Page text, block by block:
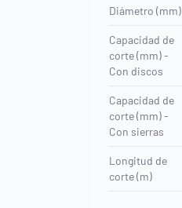
Diámetro (mm)
Capacidad de
corte (mm) -
Con discos
Capacidad de
corte (mm) -
Con sierras
Longitud de
corte (m)